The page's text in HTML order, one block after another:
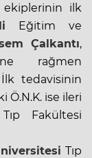
ekiplerinin ilk
Eğitim ve
Çalkantı,
rağmen
İlk tedavisinin
Ö.N.K. ise ileri
Fakültesi
Tıp